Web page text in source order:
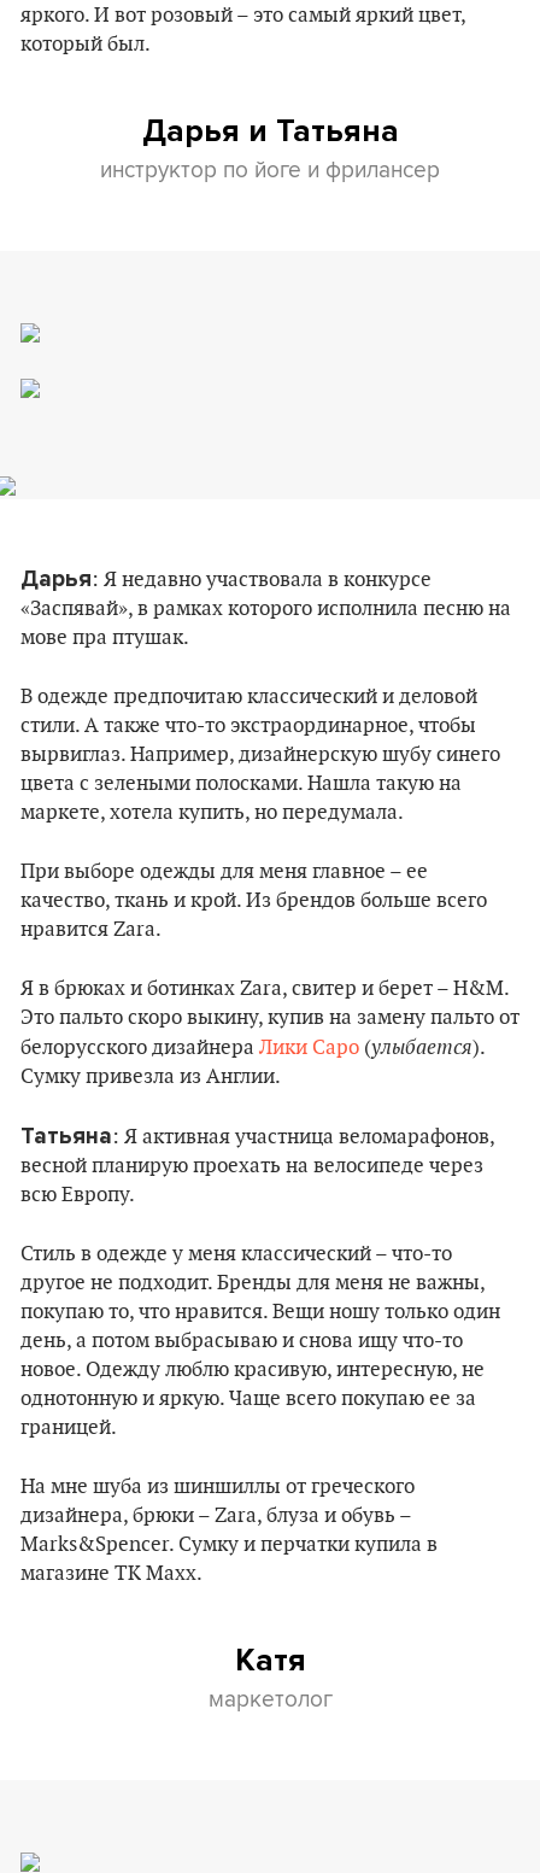
яркого. И вот розовый – это самый яркий цвет,
который был.
Дарья и Татьяна
инструктор по йоге и фрилансер
Дарья: Я недавно участвовала в конкурсе
«Заспявай», в рамках которого исполнила песню на
мове пра птушак.
В одежде предпочитаю классический и деловой
стили. А также что-то экстраординарное, чтобы
вырвиглаз. Например, дизайнерскую шубу синего
цвета с зелеными полосками. Нашла такую на
маркете, хотела купить, но передумала.
При выборе одежды для меня главное – ее
качество, ткань и крой. Из брендов больше всего
нравится Zara.
Я в брюках и ботинках Zara, свитер и берет – H&M.
Это пальто скоро выкину, купив на замену пальто от
белорусского дизайнера Лики Саро (улыбается).
Сумку привезла из Англии.
Татьяна: Я активная участница веломарафонов,
весной планирую проехать на велосипеде через
всю Европу.
Стиль в одежде у меня классический – что-то
другое не подходит. Бренды для меня не важны,
покупаю то, что нравится. Вещи ношу только один
день, а потом выбрасываю и снова ищу что-то
новое. Одежду люблю красивую, интересную, не
однотонную и яркую. Чаще всего покупаю ее за
границей.
На мне шуба из шиншиллы от греческого
дизайнера, брюки – Zara, блуза и обувь –
Marks&Spencer. Сумку и перчатки купила в
магазине TK Maxx.
Катя
маркетолог